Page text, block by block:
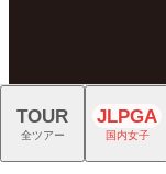
TOUR
全ツアー
JLPGA
国内女子